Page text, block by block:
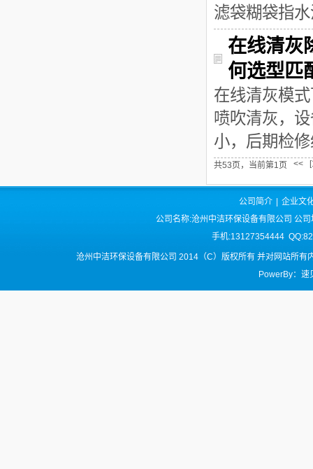
滤袋糊袋指
在线清灰
何选型匹
在线清灰模
喷吹清灰，
小，后期检
共53页，当前第1页 <<
公司简介
企业文
公司名称:沧州中洁环保设备有限公司 公
手机:13127354444
沧州中洁环保设备有限公司 2014（C）版权所有 并对网站所有
PowerBy：速